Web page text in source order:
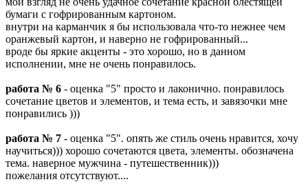
бумаги с гофрированным картоном.
внутри на карманчик я бы использовала что-то нежнее чем
оранжевый картон, и наверно не гофрированный...
вроде бы яркие акценты - это хорошо, но в данном
исполнении, мне не очень понравилось.
работа № 6 - оценка "5" просто и лаконично. понравилось
сочетание цветов и элементов, и тема есть, и завязочки мне
понравились )))
работа № 7 - оценка "5". опять же стиль очень нравится, хочу
научиться))) хорошо сочетаются цвета, элементы. обозначена
тема. наверное мужчина - путешественник)))
пожелания отсутствуют....